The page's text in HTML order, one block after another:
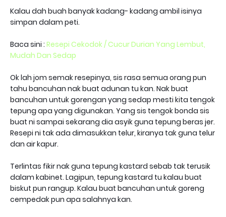
Kalau dah buah banyak kadang- kadang ambil isinya
simpan dalam peti.
Baca sini : Resepi Cekodok / Cucur Durian Yang Lembut,
Mudah Dan Sedap
Ok lah jom semak resepinya, sis rasa semua orang pun
tahu bancuhan nak buat adunan tu kan. Nak buat
bancuhan untuk gorengan yang sedap mesti kita tengok
tepung apa yang digunakan. Yang sis tengok bonda sis
buat ni sampai sekarang dia asyik guna tepung beras jer.
Resepi ni tak ada dimasukkan telur, kiranya tak guna telur
dan air kapur.
Terlintas fikir nak guna tepung kastard sebab tak terusik
dalam kabinet. Lagipun, tepung kastard tu kalau buat
biskut pun rangup. Kalau buat bancuhan untuk goreng
cempedak pun apa salahnya kan.